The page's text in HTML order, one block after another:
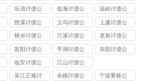
司
司
司
乐清讨债公
司
临海讨债公
司
温岭讨债公
司
慈溪讨债公
司
义乌讨债公
司
上虞讨债公
司
桐乡讨债公
司
兰溪讨债公
司
龙泉讨债公
司
富阳讨债公
司
平湖讨债公
司
东阳讨债公
临安讨债公
司
江山讨债公
司
吴江正规讨
余姚讨债公
宁波要账公